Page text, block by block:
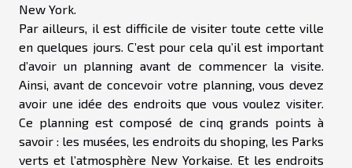
New York.
Par ailleurs, il est difficile de visiter toute cette ville
en quelques jours. C’est pour cela qu’il est important
d’avoir un planning avant de commencer la visite.
Ainsi, avant de concevoir votre planning, vous devez
avoir une idée des endroits que vous voulez visiter.
Ce planning est composé de cinq grands points à
savoir : les musées, les endroits du shoping, les Parks
verts et l’atmosphère New Yorkaise. Et les endroits